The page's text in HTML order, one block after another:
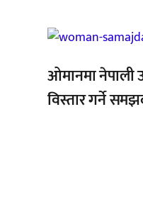
,,
ओमानमा नेपाली
विस्तार गर्ने